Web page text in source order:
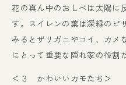
花の真ん中のおしべは太陽に
す。スイレンの葉は深緑のピ
みるとザリガニやコイ、カメ
にとって重要な隠れ家の役割
＜３ かわいいカモたち＞